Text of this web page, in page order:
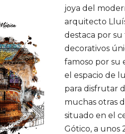
joya del
arquitecto
destaca por
decorativos
famoso por su
el espacio de
para disfrutar
muchas otras
situado en el
Gótico, a unos